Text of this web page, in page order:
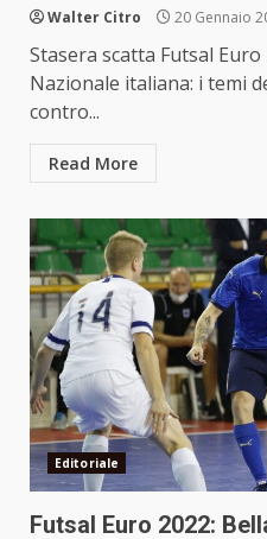
Walter Citro 20 Gennaio
Stasera scatta Futsal
Nazionale italiana: i temi
contro...
Read More
Editoriale
Futsal Euro 2022: